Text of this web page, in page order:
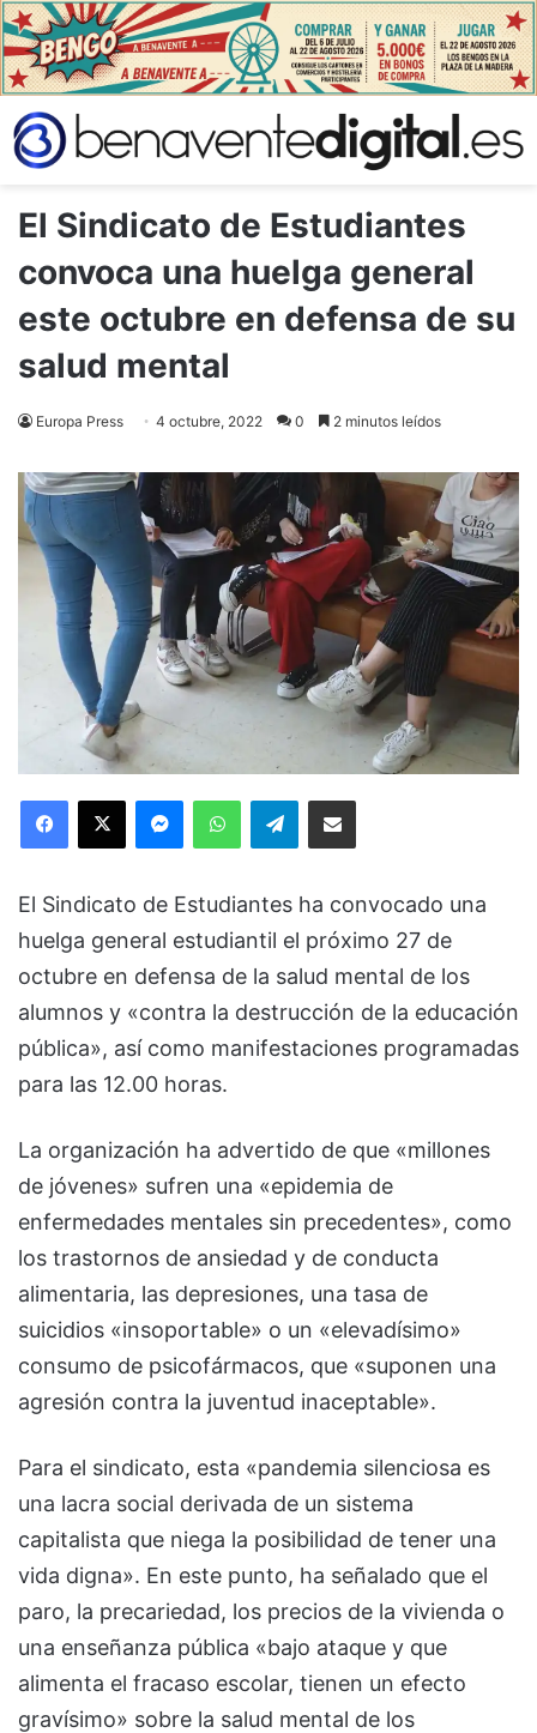
El Sindicato de Estudiantes
convoca una huelga general
este octubre en defensa de su
salud mental
Europa Press 4 octubre, 2022 0 2 minutos leídos
Facebook
X MessengerWhatsAppTelegramCompartir via Email
El Sindicato de Estudiantes ha convocado una
huelga general estudiantil el próximo 27 de
octubre en defensa de la salud mental de los
alumnos y «contra la destrucción de la educación
pública», así como manifestaciones programadas
para las 12.00 horas.
La organización ha advertido de que «millones
de jóvenes» sufren una «epidemia de
enfermedades mentales sin precedentes», como
los trastornos de ansiedad y de conducta
alimentaria, las depresiones, una tasa de
suicidios «insoportable» o un «elevadísimo»
consumo de psicofármacos, que «suponen una
agresión contra la juventud inaceptable».
Para el sindicato, esta «pandemia silenciosa es
una lacra social derivada de un sistema
capitalista que niega la posibilidad de tener una
vida digna». En este punto, ha señalado que el
paro, la precariedad, los precios de la vivienda o
una enseñanza pública «bajo ataque y que
alimenta el fracaso escolar, tienen un efecto
gravísimo» sobre la salud mental de los